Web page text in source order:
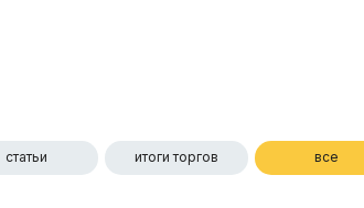
статьи итоги торгов все